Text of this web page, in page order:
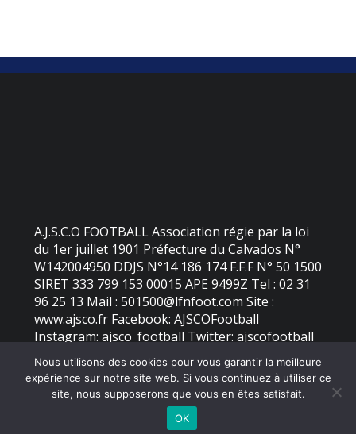
A.J.S.C.O FOOTBALL Association régie par la loi
du 1er juillet 1901 Préfecture du Calvados N°
W142004950 DDJS N°14 186 174 F.F.F N° 50 1500
SIRET 333 799 153 00015 APE 9499Z Tel : 02 31
96 25 13 Mail : 501500@lfnfoot.com Site :
www.ajsco.fr Facebook: AJSCOFootball
Instagram: ajsco_football Twitter: ajscofootball
2026 - AJS Colleville Ouistreham | Site internet réalisé par
MENTIONS LÉGALES
Nous utilisons des cookies pour vous garantir la meilleure
expérience sur notre site web. Si vous continuez à utiliser ce
site, nous supposerons que vous en êtes satisfait.
OK